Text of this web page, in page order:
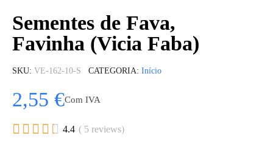
Sementes de Fava,
Favinha (Vicia Faba)
SKU VE-162-10-S CATEGORIA Início
2,55 €Com IVA
     4.4 ( 5 reviews)